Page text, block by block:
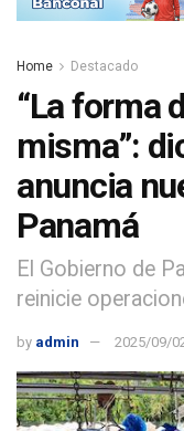
Home Destacado
“La forma
misma”:
anuncia
Panamá
El Gobierno de
reinicie
by admin 2025/09/